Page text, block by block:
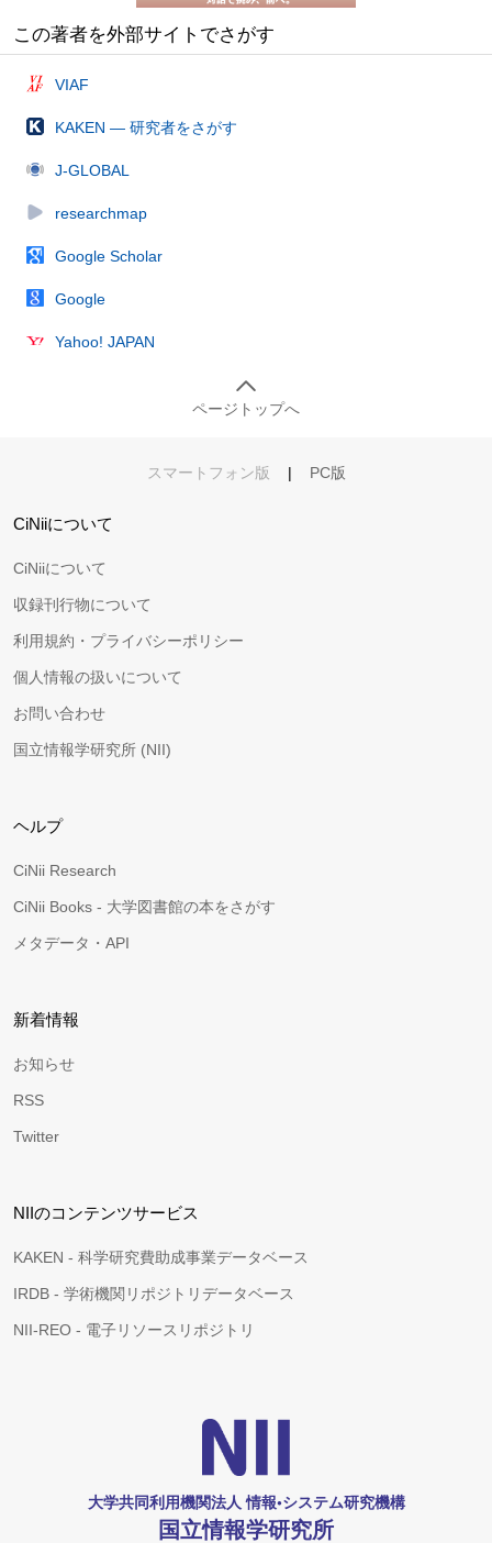
この著者を外部サイトでさがす
VIAF
KAKEN — 研究者をさがす
J-GLOBAL
researchmap
Google Scholar
Google
Yahoo! JAPAN
ページトップへ
スマートフォン版 | PC版
CiNiiについて
CiNiiについて
収録刊行物について
利用規約・プライバシーポリシー
個人情報の扱いについて
お問い合わせ
国立情報学研究所 (NII)
ヘルプ
CiNii Research
CiNii Books - 大学図書館の本をさがす
メタデータ・API
新着情報
お知らせ
RSS
Twitter
NIIのコンテンツサービス
KAKEN - 科学研究費助成事業データベース
IRDB - 学術機関リポジトリデータベース
NII-REO - 電子リソースリポジトリ
大学共同利用機関法人 情報•システム研究機構
国立情報学研究所